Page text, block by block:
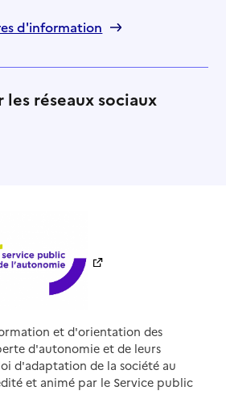
d'information
les réseaux sociaux
et d'orientation des
d'autonomie et de leurs
d'adaptation de la société au
et animé par le Service public